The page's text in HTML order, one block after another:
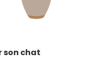
son chat